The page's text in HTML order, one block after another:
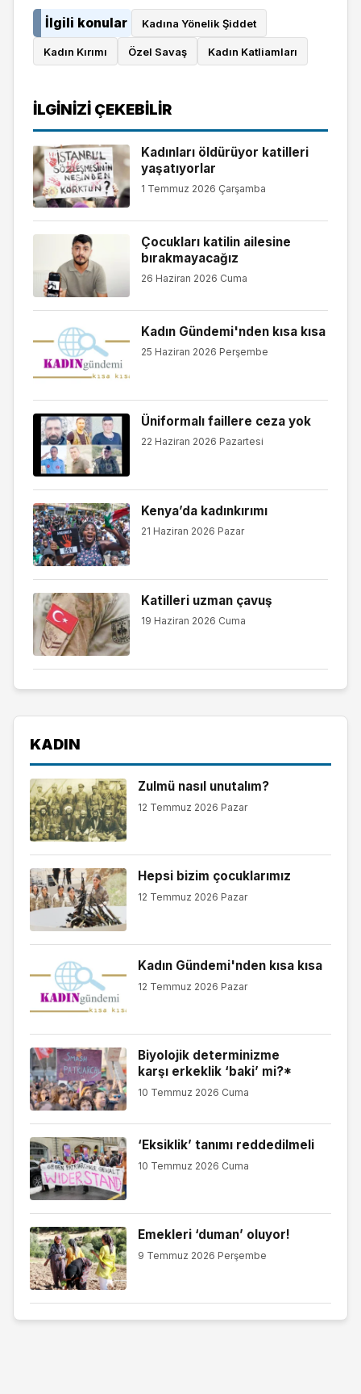
İlgili konular Kadına Yönelik Şiddet
Kadın Kırımı Özel Savaş Kadın Katliamları
İLGINIZI ÇEKEBILIR
Kadınları öldürüyor katilleri
yaşatıyorlar
1 Temmuz 2026 Çarşamba
Çocukları katilin ailesine
bırakmayacağız
26 Haziran 2026 Cuma
Kadın Gündemi'nden kısa kısa
25 Haziran 2026 Perşembe
Üniformalı faillere ceza yok
22 Haziran 2026 Pazartesi
Kenya’da kadınkırımı
21 Haziran 2026 Pazar
Katilleri uzman çavuş
19 Haziran 2026 Cuma
KADIN
Zulmü nasıl unutalım?
12 Temmuz 2026 Pazar
Hepsi bizim çocuklarımız
12 Temmuz 2026 Pazar
Kadın Gündemi'nden kısa kısa
12 Temmuz 2026 Pazar
Biyolojik determinizme
karşı erkeklik ‘baki’ mi?*
10 Temmuz 2026 Cuma
‘Eksiklik’ tanımı reddedilmeli
10 Temmuz 2026 Cuma
Emekleri ‘duman’ oluyor!
9 Temmuz 2026 Perşembe